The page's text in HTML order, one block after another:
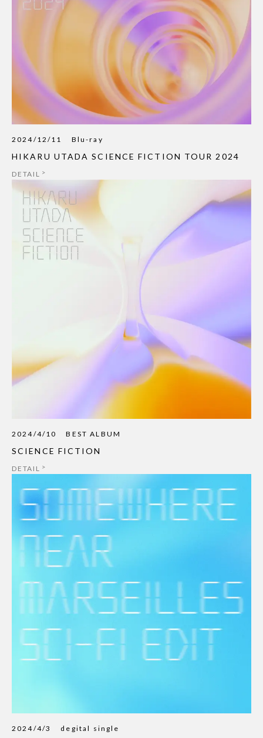
2024/12/11 Blu-ray
HIKARU UTADA SCIENCE FICTION TOUR 2024
DETAIL
2024/4/10 BEST ALBUM
SCIENCE FICTION
DETAIL
2024/4/3 degital single